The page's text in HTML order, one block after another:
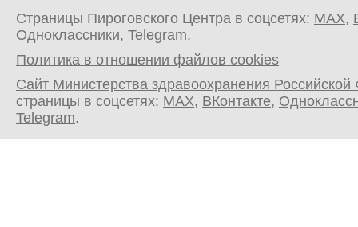
Страницы Пироговского Центра в соцсетях: MAX,
Одноклассники, Telegram.
Политика в отношении файлов cookies
Сайт Министерства здравоохранения
страницы в соцсетях: MAX, ВКонтакте,
Telegram.